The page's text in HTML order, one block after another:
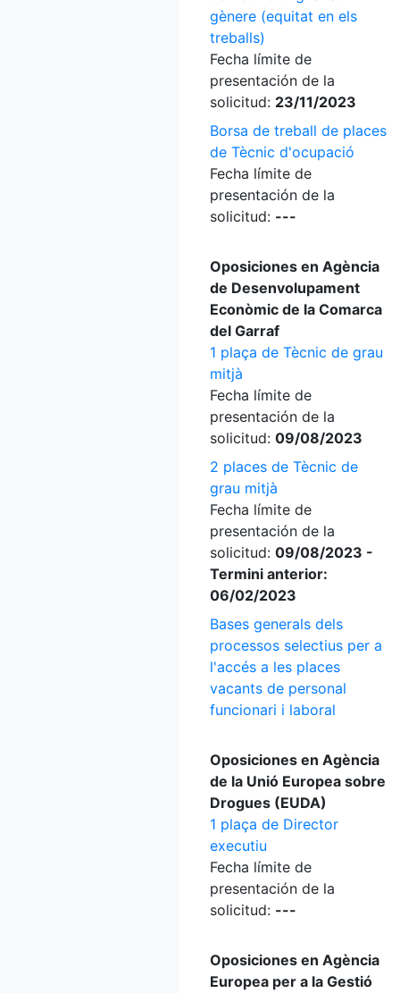
gènere (equitat en els
treballs)
Fecha límite de
presentación de la
solicitud: 23/11/2023
Borsa de treball de places
de Tècnic d'ocupació
Fecha límite de
presentación de la
solicitud: ---
Oposiciones en Agència
de Desenvolupament
Econòmic de la Comarca
del Garraf
1 plaça de Tècnic de grau
mitjà
Fecha límite de
presentación de la
solicitud: 09/08/2023
2 places de Tècnic de
grau mitjà
Fecha límite de
presentación de la
solicitud: 09/08/2023 -
Termini anterior:
06/02/2023
Bases generals dels
processos selectius per a
l'accés a les places
vacants de personal
funcionari i laboral
Oposiciones en Agència
de la Unió Europea sobre
Drogues (EUDA)
1 plaça de Director
executiu
Fecha límite de
presentación de la
solicitud: ---
Oposiciones en Agència
Europea per a la Gestió